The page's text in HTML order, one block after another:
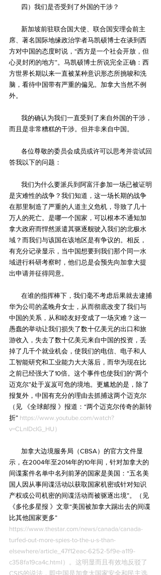
四）我们是否受到了外国的干涉？
新加坡前驻联合国大使、联合国安理会前主
席、著名国际地缘政治学者马凯硕博士在谈到西
方对中国的态度时说，“西方是一个社会开放，但
心灵封闭的地方”。马凯硕博士所说完全正确：西
方世界长期以来一直被某种意识形态所挑唆和洗
脑，看待中国带有严重的偏见。加拿大当然不例
外。
我的确认为我们一直受到了来自外国的干涉，
而且是非常糟糕的干涉。但并非来自中国。
各位尊敬的委员会成员或许可以思考并尝试回
答我以下的问题：
我们为什么要派兵到阿富汗参加一场已被证明
是灾难性的战争？我们知道，这一场长期的战争
在那里制造了严重的人道主义危机，导致了几十
万人的死亡。是哪一个国家，可以根本不通知加
拿大政府而悍然派遣其驱逐舰驶入我们的北极水
域？而我们与该国在该地区是有争议的。相反，
有充分记录显示，当中国想要到我们那个同一水
域进行科研考察时，他们总是会预先向加拿大提
出申请并征得同意。
在谁的指挥棒下，我们毫不考虑后果就去逮捕
华为公司的孟晚舟女士，从而彻底改变了我们与
中国的关系，从和睦友好变成了一场灾难？这一
愚蠢的举动让我们损失了数十亿美元的出口和旅
游收入，失去了数十亿美元来自中国的投资，丢
掉了几千个就业机会，使我们的电信、电子和人
工智能研究和工业能力大大落后，而华为现在比
之前已经强大了10倍。这个事件也使我们的“两个
迈克尔”处于岌岌可危的境地。更尴尬的是，除了
报复外，中国有充分的理由去抓捕这两个迈克尔
（见 《全球邮报 》报道：“两个迈克尔传奇的新转
折” https://www.youtube.com/watch?
v=CLnIDcIG_HU）
加拿大边境服务局（CBSA）的官方文件显
示，在2004年至2014年的10年间，针对加拿大的
间谍案件名单中名列前茅的国家是美国：“五名美
国人因从事间谍活动以获取国家机密或针对知识
产权或公司机密的间谍活动而被驱逐出境”。（见
《多伦多星报 》文章“美国被加拿大踢出去的间谍
比其他国家更多”
https://www.thestar.com/news/canada/canada-
turfed-out-more-spies-to-the-u-s-than-
elsewhere/article_47f12eac-6252-5f9e-a119-
c358fa19ca4c.html）。这明显而且有效地反驳了
CSIS的说法，即中国是加拿大国家安全和民主选